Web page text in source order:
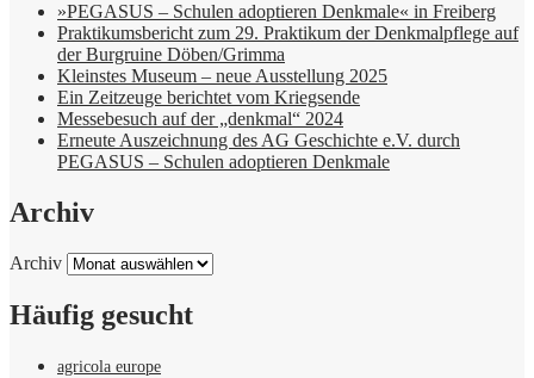
»PEGASUS – Schulen adoptieren Denkmale« in Freiberg
Praktikumsbericht zum 29. Praktikum der Denkmalpflege auf
der Burgruine Döben/Grimma
Kleinstes Museum – neue Ausstellung 2025
Ein Zeitzeuge berichtet vom Kriegsende
Messebesuch auf der „denkmal“ 2024
Erneute Auszeichnung des AG Geschichte e.V. durch
PEGASUS – Schulen adoptieren Denkmale
Archiv
Archiv
Häufig gesucht
agricola europe